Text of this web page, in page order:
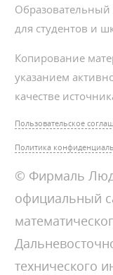
Образовательный
для студентов и
Копирование
указанием
качестве
Пользовательское
Политика
© Фирмаль
официальный
технического